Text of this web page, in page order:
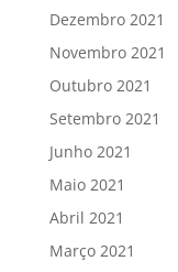
Dezembro 2021
Novembro 2021
Outubro 2021
Setembro 2021
Junho 2021
Maio 2021
Abril 2021
Março 2021